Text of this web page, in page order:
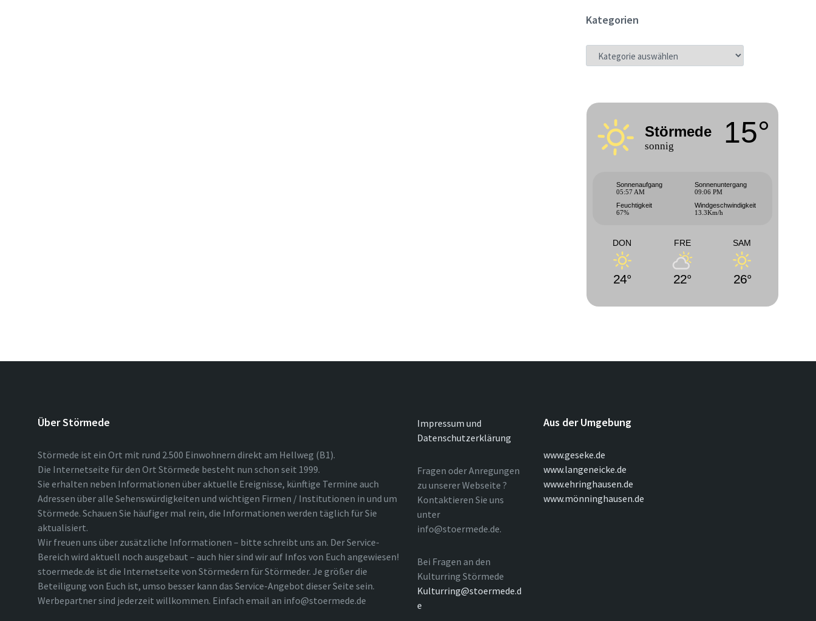
Kategorien
KATEGORIEN
Störmede
sonnig 15°
Sonnenaufgang
05:57 AM
Sonnenuntergang
09:06 PM
Feuchtigkeit
67%
Windgeschwindigkeit
13.3Km/h
DON
24°
FRE
22°
SAM
26°
Über Störmede
Störmede ist ein Ort mit rund 2.500 Einwohnern direkt am Hellweg (B1).
Die Internetseite für den Ort Störmede besteht nun schon seit 1999.
Sie erhalten neben Informationen über aktuelle Ereignisse, künftige Termine auch
Adressen über alle Sehenswürdigkeiten und wichtigen Firmen / Institutionen in und um
Störmede. Schauen Sie häufiger mal rein, die Informationen werden täglich für Sie
aktualisiert.
Wir freuen uns über zusätzliche Informationen – bitte schreibt uns an. Der Service-
Bereich wird aktuell noch ausgebaut – auch hier sind wir auf Infos von Euch angewiesen!
stoermede.de ist die Internetseite von Störmedern für Störmeder. Je größer die
Beteiligung von Euch ist, umso besser kann das Service-Angebot dieser Seite sein.
Werbepartner sind jederzeit willkommen. Einfach email an info@stoermede.de
Impressum und
Datenschutzerklärung
Fragen oder Anregungen
zu unserer Webseite ?
Kontaktieren Sie uns
unter
info@stoermede.de.
Bei Fragen an den
Kulturring Störmede
Kulturring@stoermede.d
e
Aus der Umgebung
www.geseke.de
www.langeneicke.de
www.ehringhausen.de
www.mönninghausen.de